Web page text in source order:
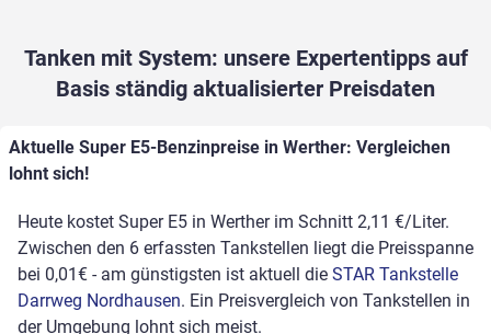
Tanken mit System: unsere Expertentipps auf
Basis ständig aktualisierter Preisdaten
Aktuelle Super E5-Benzinpreise in Werther: Vergleichen
lohnt sich!
Heute kostet Super E5 in Werther im Schnitt 2,11 €/Liter.
Zwischen den 6 erfassten Tankstellen liegt die Preisspanne
bei 0,01€ - am günstigsten ist aktuell die STAR Tankstelle
Darrweg Nordhausen. Ein Preisvergleich von Tankstellen in
der Umgebung lohnt sich meist.